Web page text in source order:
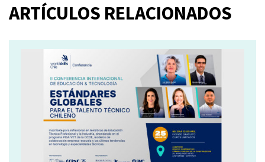
ARTÍCULOS RELACIONADOS